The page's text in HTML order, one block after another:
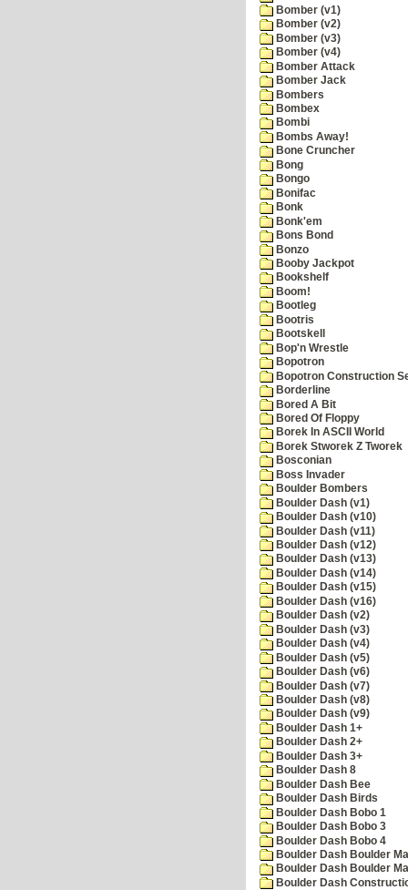
Bomber (v1)
Bomber (v2)
Bomber (v3)
Bomber (v4)
Bomber Attack
Bomber Jack
Bombers
Bombex
Bombi
Bombs Away!
Bone Cruncher
Bong
Bongo
Bonifac
Bonk
Bonk'em
Bons Bond
Bonzo
Booby Jackpot
Bookshelf
Boom!
Bootleg
Bootris
Bootskell
Bop'n Wrestle
Bopotron
Bopotron Construction
Borderline
Bored A Bit
Bored Of Floppy
Borek In ASCII World
Borek Stworek Z Tworek
Bosconian
Boss Invader
Boulder Bombers
Boulder Dash (v1)
Boulder Dash (v10)
Boulder Dash (v11)
Boulder Dash (v12)
Boulder Dash (v13)
Boulder Dash (v14)
Boulder Dash (v15)
Boulder Dash (v16)
Boulder Dash (v2)
Boulder Dash (v3)
Boulder Dash (v4)
Boulder Dash (v5)
Boulder Dash (v6)
Boulder Dash (v7)
Boulder Dash (v8)
Boulder Dash (v9)
Boulder Dash 1+
Boulder Dash 2+
Boulder Dash 3+
Boulder Dash 8
Boulder Dash Bee
Boulder Dash Birds
Boulder Dash Bobo 1
Boulder Dash Bobo 3
Boulder Dash Bobo 4
Boulder Dash Boulder
Boulder Dash Boulder
Boulder Dash